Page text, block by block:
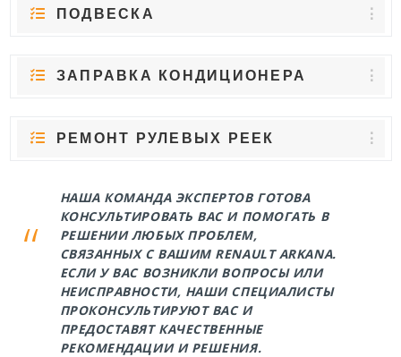
ПОДВЕСКА
ЗАПРАВКА КОНДИЦИОНЕРА
РЕМОНТ РУЛЕВЫХ РЕЕК
НАША КОМАНДА ЭКСПЕРТОВ ГОТОВА
КОНСУЛЬТИРОВАТЬ ВАС И ПОМОГАТЬ В
РЕШЕНИИ ЛЮБЫХ ПРОБЛЕМ,
СВЯЗАННЫХ С ВАШИМ RENAULT ARKANA.
ЕСЛИ У ВАС ВОЗНИКЛИ ВОПРОСЫ ИЛИ
НЕИСПРАВНОСТИ, НАШИ СПЕЦИАЛИСТЫ
ПРОКОНСУЛЬТИРУЮТ ВАС И
ПРЕДОСТАВЯТ КАЧЕСТВЕННЫЕ
РЕКОМЕНДАЦИИ И РЕШЕНИЯ.